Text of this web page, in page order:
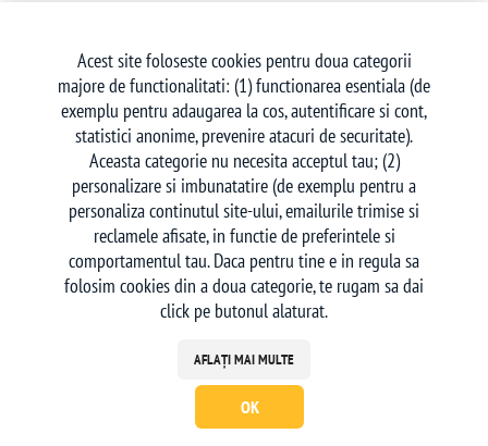
Serviciu clienți
Urmăriți-ne
nopCommerce| Creat de
Acest site foloseste cookies pentru doua categorii
majore de functionalitati: (1) functionarea esentiala (de
exemplu pentru adaugarea la cos, autentificare si cont,
statistici anonime, prevenire atacuri de securitate).
Aceasta categorie nu necesita acceptul tau; (2)
personalizare si imbunatatire (de exemplu pentru a
personaliza continutul site-ului, emailurile trimise si
reclamele afisate, in functie de preferintele si
comportamentul tau. Daca pentru tine e in regula sa
folosim cookies din a doua categorie, te rugam sa dai
click pe butonul alaturat.
AFLAȚI MAI MULTE
OK